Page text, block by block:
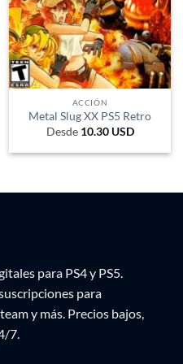
ACCIÓN
Metal Slug XX PS5 Retro
Desde 10.30 USD
para PS4 y PS5.
para
y más. Precios bajos,
7.